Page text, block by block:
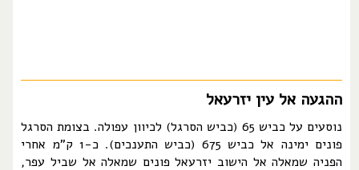
ההגעה אל עין יזרעאל
נוסעים על כביש 65 (כביש הסרגל) לכיוון עפולה. בצומת הסרגל
פונים ימינה אל כביש 675 (כביש התענכים). כ-1 ק"מ אחרי
הפניה שמאלה אל הישוב יזרעאל פונים שמאלה אל שביל עפר,